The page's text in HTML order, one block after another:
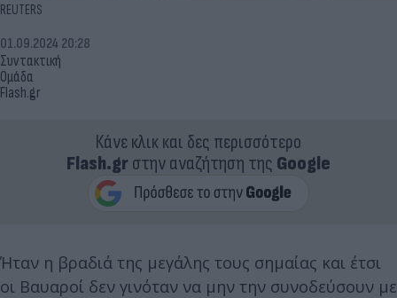
REUTERS
Συντακτική
Ομάδα
Flash.gr
01.09.2024 20:28
Κάνε κλικ και δες περισσότερο
Flash.grστην αναζήτηση της Google
Ήταν η βραδιά της μεγάλης τους σημαίας και έτσι
οι Βαυαροί δεν γινόταν να μην την συνοδεύσουν με